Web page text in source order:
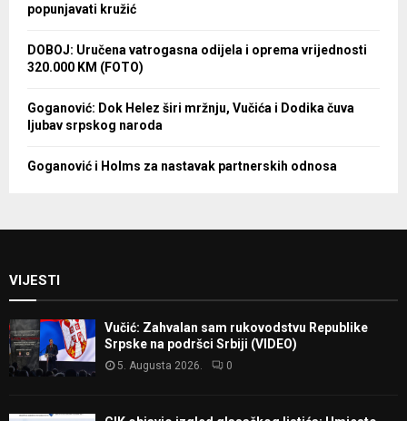
popunjavati kružić
DOBOJ: Uručena vatrogasna odijela i oprema vrijednosti
320.000 KM (FOTO)
Goganović: Dok Helez širi mržnju, Vučića i Dodika čuva
ljubav srpskog naroda
Goganović i Holms za nastavak partnerskih odnosa
VIJESTI
Vučić: Zahvalan sam rukovodstvu Republike
Srpske na podršci Srbiji (VIDEO)
5. Augusta 2026. 0